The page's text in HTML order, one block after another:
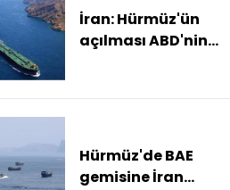
İran: Hürmüz'ün
açılması ABD'nin
Hürmüz'de BAE
gemisine İran